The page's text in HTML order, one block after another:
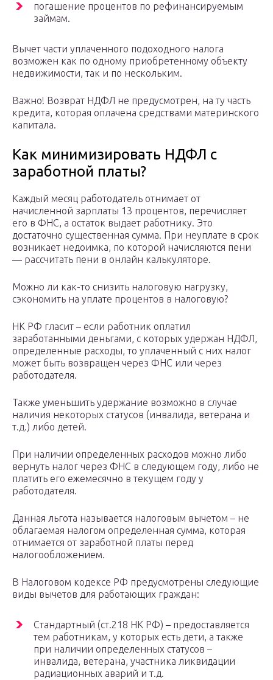
погашение процентов по рефинансируемым
займам.
Вычет части уплаченного подоходного налога
возможен как по одному приобретенному объекту
недвижимости, так и по нескольким.
Важно! Возврат НДФЛ не предусмотрен, на ту часть
кредита, которая оплачена средствами материнского
капитала.
Как минимизировать НДФЛ с
заработной платы?
Каждый месяц работодатель отнимает от
начисленной зарплаты 13 процентов, перечисляет
его в ФНС, а остаток выдает работнику. Это
достаточно существенная сумма. При неуплате в срок
возникает недоимка, по которой начисляются пени
— рассчитать пени в онлайн калькуляторе.
Можно ли как-то снизить налоговую нагрузку,
сэкономить на уплате процентов в налоговую?
НК РФ гласит – если работник оплатил
заработанными деньгами, с которых удержан НДФЛ,
определенные расходы, то уплаченный с них налог
может быть возвращен через ФНС или через
работодателя.
Также уменьшить удержание возможно в случае
наличия некоторых статусов (инвалида, ветерана и
т.д.) либо детей.
При наличии определенных расходов можно либо
вернуть налог через ФНС в следующем году, либо не
платить его ежемесячно в текущем году у
работодателя.
Данная льгота называется налоговым вычетом – не
облагаемая налогом определенная сумма, которая
отнимается от заработной платы перед
налогообложением.
В Налоговом кодексе РФ предусмотрены следующие
виды вычетов для работающих граждан:
Стандартный (ст.218 НК РФ) – предоставляется
тем работникам, у которых есть дети, а также
при наличии определенных статусов –
инвалида, ветерана, участника ликвидации
радиационных аварий и т.д.